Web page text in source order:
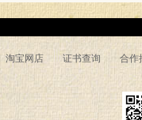
淘宝网店 证书查询 合作